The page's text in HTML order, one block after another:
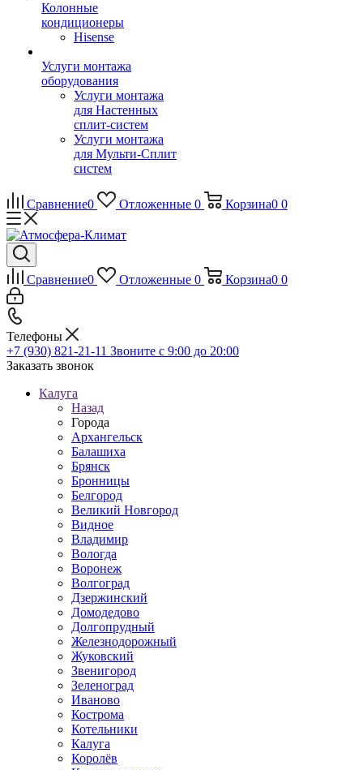
Колонные
кондиционеры
Hisense
Услуги монтажа
оборудования
Услуги монтажа
для Настенных
сплит-систем
Услуги монтажа
для Мульти-Сплит
систем
Сравнение0 Отложенные 0 Корзина0 0
Сравнение0 Отложенные 0 Корзина0 0
Телефоны
+7 (930) 821-21-11 Звоните с 9:00 до 20:00
Заказать звонок
Калуга
Назад
Города
Архангельск
Балашиха
Брянск
Бронницы
Белгород
Великий Новгород
Видное
Владимир
Вологда
Воронеж
Волгоград
Дзержинский
Домодедово
Долгопрудный
Железнодорожный
Жуковский
Звенигород
Зеленоград
Иваново
Кострома
Котельники
Калуга
Королёв